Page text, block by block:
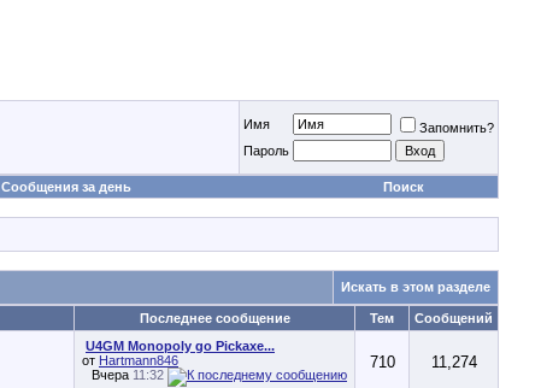
Имя
Запомнить?
Пароль
Сообщения за день Поиск
Искать в этом разделе
Последнее сообщение Тем Сообщений
U4GM Monopoly go Pickaxe...
от Hartmann846
Вчера 11:32
710 11,274